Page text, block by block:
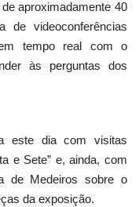
aproximadamente 40
de videoconferências
tempo real com o
às perguntas dos
este dia com visitas
e Sete” e, ainda, com
de Medeiros sobre o
da exposição.